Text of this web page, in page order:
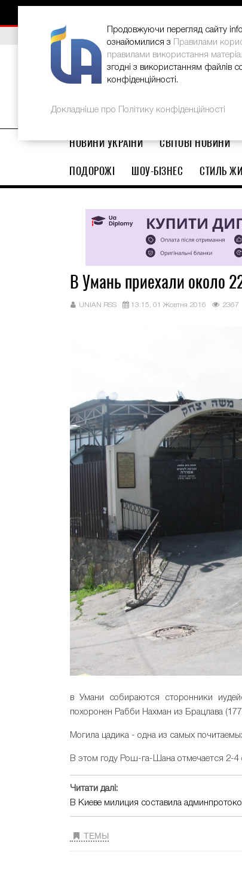
ВИБІР РЕДАКЦІЇ В Україні стартував
НОВИНИ УКРАЇНИ СВІТОВІ НОВИНИ
ПОДОРОЖІ
ШОУ-БІЗНЕС СТИЛЬ
В Умань приехали около
UNIAN RSS 13:15, 01 Жовтня 2016 2367
в Умани собираются сторонники
похоронен Рабби Нахман из Брацлава
Могила цадика - одна из самых
В этом году Рош-га-Шана отмечается 2-4
Читати далі:
В Киеве милиция составила
ТЕМЫ
Продовжуючи перегляд сайту
ознайомилися з
Правилами
правилами використання
згодні з використанням файлів
конфіденційності.
Докладніше про Політику конфіденційності